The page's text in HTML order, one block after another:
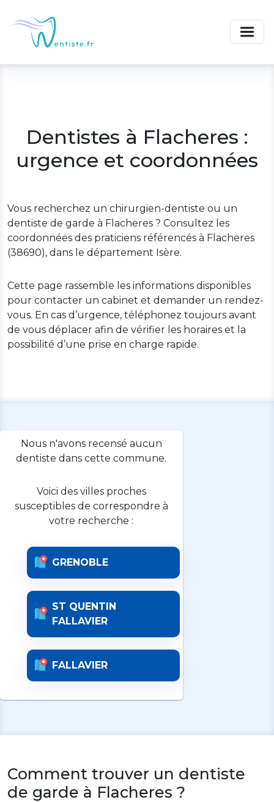
Dentistes à Flacheres :
urgence et coordonnées
Vous recherchez un chirurgien-dentiste ou un
dentiste de garde à Flacheres ? Consultez les
coordonnées des praticiens référencés à Flacheres
(38690), dans le département Isère.
Cette page rassemble les informations disponibles
pour contacter un cabinet et demander un rendez-
vous. En cas d’urgence, téléphonez toujours avant
de vous déplacer afin de vérifier les horaires et la
possibilité d’une prise en charge rapide.
Nous n'avons recensé aucun
dentiste dans cette commune.
Voici des villes proches
susceptibles de correspondre à
votre recherche :
GRENOBLE
ST QUENTIN
FALLAVIER
FALLAVIER
Comment trouver un dentiste
de garde à Flacheres ?